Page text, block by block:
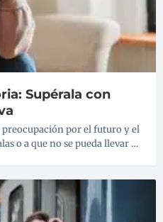
Supérala con
por el futuro y el
o a que no se pueda llevar …